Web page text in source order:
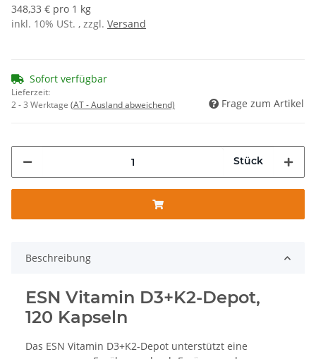
348,33 € pro 1 kg
inkl. 10% USt. , zzgl. Versand
Sofort verfügbar
Lieferzeit:
2 - 3 Werktage (AT - Ausland abweichend) Frage zum Artikel
Stück
Beschreibung
ESN Vitamin D3+K2-Depot,
120 Kapseln
Das ESN Vitamin D3+K2-Depot unterstützt eine